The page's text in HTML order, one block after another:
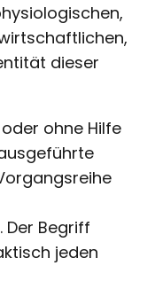
dieser
ohne Hilfe
Der Begriff
jeden